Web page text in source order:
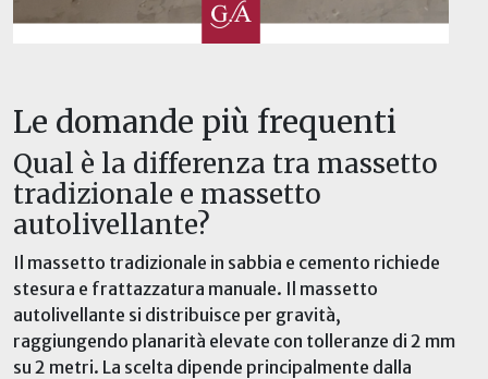
Le domande più frequenti
Qual è la differenza tra massetto
tradizionale e massetto
autolivellante?
Il massetto tradizionale in sabbia e cemento richiede
stesura e frattazzatura manuale. Il massetto
autolivellante si distribuisce per gravità,
raggiungendo planarità elevate con tolleranze di 2 mm
su 2 metri. La scelta dipende principalmente dalla